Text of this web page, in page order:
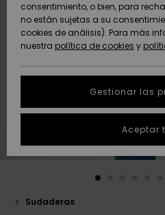
AYUDA &
CONTACTO
Protección
datos
personales
Inicia una
la respuesta
SOSTENIBILIDAD
Sudaderas
consentimiento, o bien, para
no están sujetas a su
cookies de análisis). Para más
nuestra política de cookies y
Gestionar las
Aceptar